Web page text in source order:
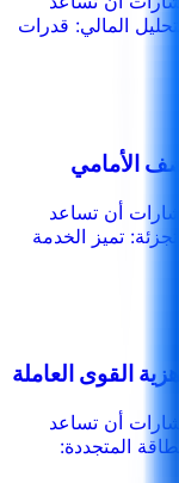
المالي: قدرات
الأمامي
أن تساعد
تميز الخدمة
القوى العاملة
أن تساعد
المتجددة: